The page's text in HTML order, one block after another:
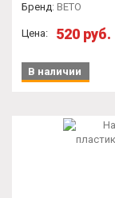
Бренд: BETO
Цена: 520 руб.
В наличии